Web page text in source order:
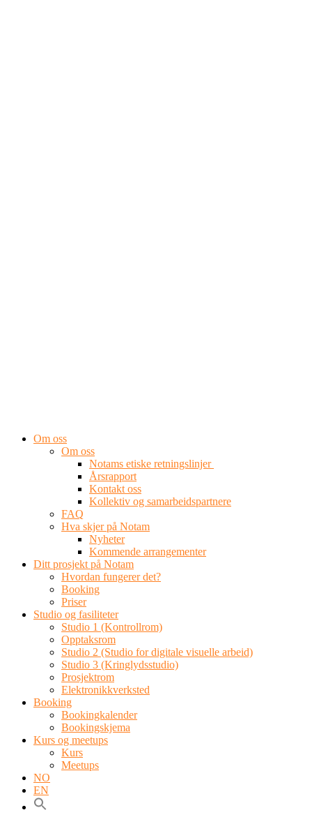
Om oss
Om oss
Notams etiske retningslinjer
Årsrapport
Kontakt oss
Kollektiv og samarbeidspartnere
FAQ
Hva skjer på Notam
Nyheter
Kommende arrangementer
Ditt prosjekt på Notam
Hvordan fungerer det?
Booking
Priser
Studio og fasiliteter
Studio 1 (Kontrollrom)
Opptaksrom
Studio 2 (Studio for digitale visuelle arbeid)
Studio 3 (Kringlydsstudio)
Prosjektrom
Elektronikkverksted
Booking
Bookingkalender
Bookingskjema
Kurs og meetups
Kurs
Meetups
NO
EN